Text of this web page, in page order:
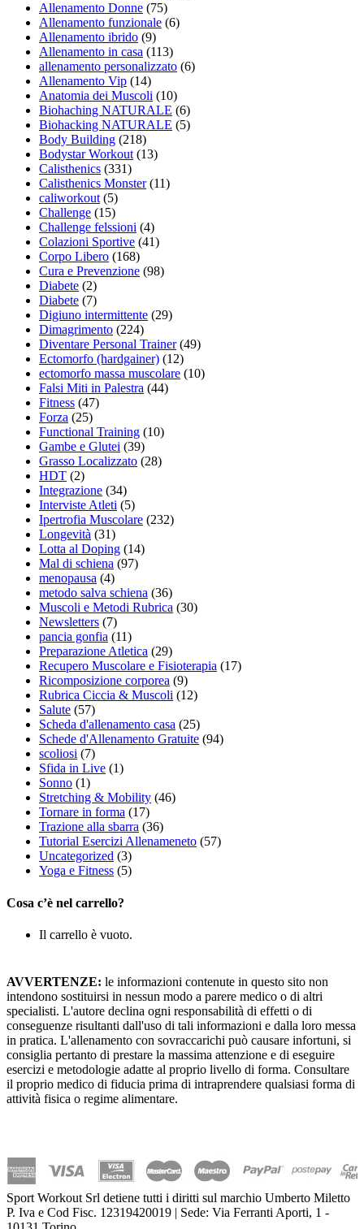
Allenamento Donne (75)
Allenamento funzionale (6)
Allenamento ibrido (9)
Allenamento in casa (113)
allenamento personalizzato (6)
Allenamento Vip (14)
Anatomia dei Muscoli (10)
Biohaching NATURALE (6)
Biohacking NATURALE (5)
Body Building (218)
Bodystar Workout(13)
Calisthenics (331)
Calisthenics Monster(11)
caliworkout(5)
Challenge (15)
Challenge felssioni (4)
Colazioni Sportive (41)
Corpo Libero (168)
Cura e Prevenzione (98)
Diabete (2)
Diabete (7)
Digiuno intermittente (29)
Dimagrimento (224)
Diventare Personal Trainer(49)
Ectomorfo (hardgainer) (12)
ectomorfo massa muscolare (10)
Falsi Miti in Palestra (44)
Fitness (47)
Forza (25)
Functional Training (10)
Gambe e Glutei (39)
Grasso Localizzato (28)
HDT (2)
Integrazione (34)
Interviste Atleti (5)
Ipertrofia Muscolare (232)
Longevità (31)
Lotta al Doping (14)
Mal di schiena (97)
menopausa (4)
metodo salva schiena (36)
Muscoli e Metodi Rubrica (30)
Newsletters (7)
pancia gonfia (11)
Preparazione Atletica (29)
Recupero Muscolare e Fisioterapia (17)
Ricomposizione corporea (9)
Rubrica Ciccia & Muscoli (12)
Salute (57)
Scheda d'allenamento casa (25)
Schede d'Allenamento Gratuite (94)
scoliosi (7)
Sfida in Live (1)
Sonno (1)
Stretching & Mobility (46)
Tornare in forma (17)
Trazione alla sbarra (36)
Tutorial Esercizi Allenameneto (57)
Uncategorized (3)
Yoga e Fitness (5)
Cosa c’è nel carrello?
Il carrello è vuoto.
AVVERTENZE: le informazioni contenute in questo sito non
intendono sostituirsi in nessun modo a parere medico o di altri
specialisti. L'autore declina ogni responsabilità di effetti o di
conseguenze risultanti dall'uso di tali informazioni e dalla loro messa
in pratica. L'allenamento con sovraccarichi può causare infortuni, si
consiglia pertanto di prestare la massima attenzione e di eseguire
esercizi e metodologie adatte al proprio livello di forma. Consultare
il proprio medico di fiducia prima di intraprendere qualsiasi forma di
attività fisica o regime alimentare.
Sport Workout Srl detiene tutti i diritti sul marchio Umberto Miletto
P. Iva e Cod Fisc. 12319420019 | Sede: Via Ferranti Aporti, 1 -